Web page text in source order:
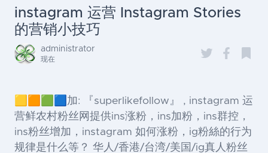
instagram 运营 Instagram Stories
的营销小技巧
administrator
现在
🟨🟧🟩🟦加: 『superlikefollow』 , instagram 运
营鲜农村粉丝网提供ins涨粉，ins加粉，ins群控，
ins粉丝增加，instagram 如何涨粉，ig粉絲的行为
规律是什么等？ 华人/香港/台湾/美国/ig真人粉丝